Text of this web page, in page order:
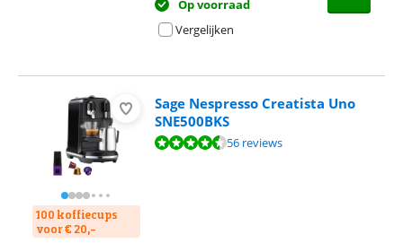
Op voorraad
Vergelijken
100 koffiecups
voor € 20,-
Sage Nespresso Creatista Uno
SNE500BKS
Beoordeling is 8,6 van de 10, gebaseerd op 56 reviews.
56 reviews